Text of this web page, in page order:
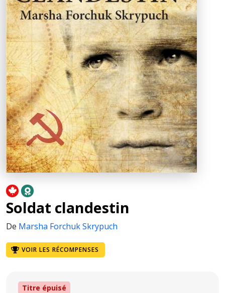
Soldat clandestin
De Marsha Forchuk Skrypuch
VOIR LES RÉCOMPENSES
Titre épuisé